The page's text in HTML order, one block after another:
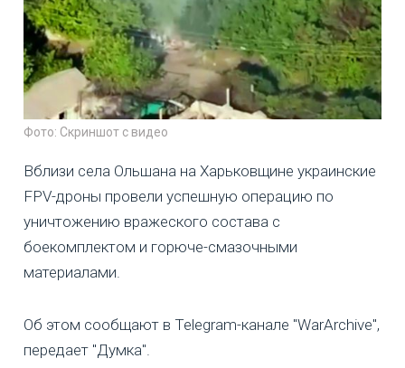
Фото: Скриншот с видео
Вблизи села Ольшана на Харьковщине украинские
FPV-дроны провели успешную операцию по
уничтожению вражеского состава с
боекомплектом и горюче-смазочными
материалами.
Об этом сообщают в Telegram-канале "WarArchive",
передает "Думка".